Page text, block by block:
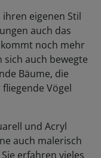
eigenen Stil
auch das
noch mehr
sich auch bewegte
Bäume, die
Vögel
und Acryl
auch malerisch
erfahren vieles